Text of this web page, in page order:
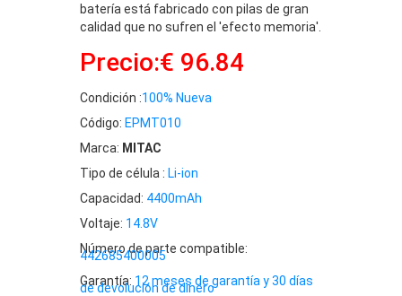
batería está fabricado con pilas de gran
calidad que no sufren el 'efecto memoria'.
Precio:€ 96.84
Condición :100% Nueva
Código: EPMT010
Marca: MITAC
Tipo de célula : Li-ion
Capacidad: 4400mAh
Voltaje: 14.8V
Número de parte compatible:
442685400005
Garantía: 12 meses de garantía y 30 días
de devolución de dinero